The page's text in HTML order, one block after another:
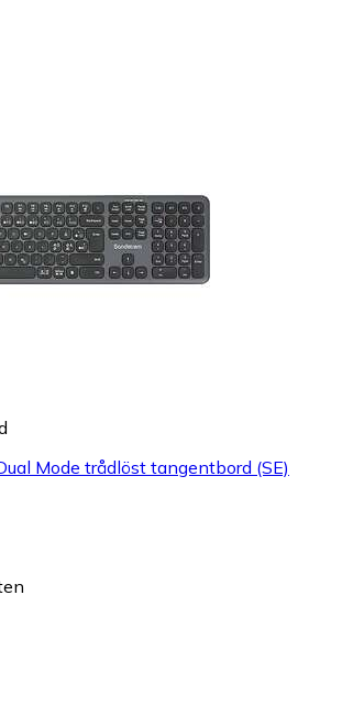
Mode trådlöst tangentbord (SE)